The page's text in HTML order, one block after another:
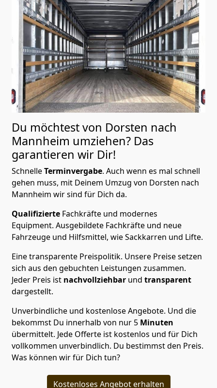
Du möchtest von Dorsten nach
Mannheim umziehen? Das
garantieren wir Dir!
SchnelleTerminvergabe. Auch wenn es mal schnell
gehen muss, mit Deinem Umzug von Dorsten nach
Mannheim wir sind für Dich da.
Qualifizierte Fachkräfte und modernes
Equipment. Ausgebildete Fachkräfte und neue
Fahrzeuge und Hilfsmittel, wie Sackkarren und Lifte.
Eine transparente Preispolitik. Unsere Preise setzen
sich aus den gebuchten Leistungen zusammen.
Jeder Preis ist nachvollziehbar und transparent
dargestellt.
Unverbindliche und kostenlose Angebote. Und die
bekommst Du innerhalb von nur 5 Minuten
übermittelt. Jede Offerte ist kostenlos und für Dich
vollkommen unverbindlich. Du bestimmst den Preis.
Was können wir für Dich tun?
Kostenloses Angebot erhalten